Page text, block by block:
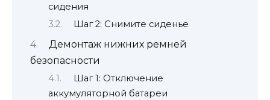
сидения
Шаг 2: Снимите сиденье
Демонтаж нижних ремней
безопасности
Шаг 1: Отключение
аккумуляторной батареи